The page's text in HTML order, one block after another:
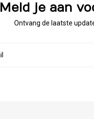
Meld je aan
Ontvang de laatste